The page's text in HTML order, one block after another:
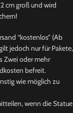
cm groß und wird
“kostenlos” (Ab
jedoch nur für Pakete,
Zwei oder mehr
befreit.
wie möglich zu
wenn die Statue